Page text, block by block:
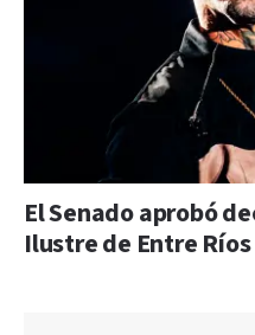
El Senado aprobó
Ilustre de Entre